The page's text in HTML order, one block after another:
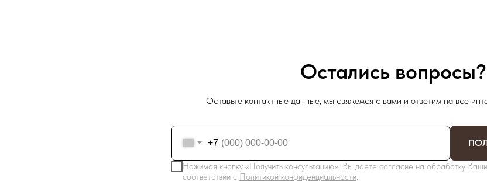
Остались вопросы?
Оставьте контактные данные, мы свяжемся с вами и ответим на все
+7
Нажимая кнопку «Получить консультацию», Вы даете согласие на обработку
соответствии с Политикой конфиденциальности.